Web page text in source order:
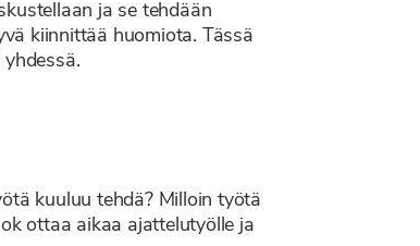
ja se tehdään
kiinnittää huomiota. Tässä
kuuluu tehdä? Milloin työtä
ottaa aikaa ajattelutyölle ja